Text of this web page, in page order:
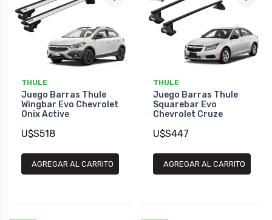
THULE
Juego Barras Thule
Wingbar Evo Chevrolet
Onix Active
U$S518
AGREGAR AL CARRITO
THULE
Juego Barras Thule
Squarebar Evo
Chevrolet Cruze
U$S447
AGREGAR AL CARRITO